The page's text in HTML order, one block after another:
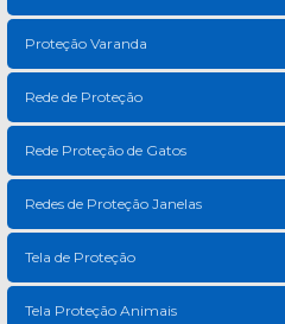
Proteção Varanda
Rede de Proteção
Rede Proteção de Gatos
Redes de Proteção Janelas
Tela de Proteção
Tela Proteção Animais